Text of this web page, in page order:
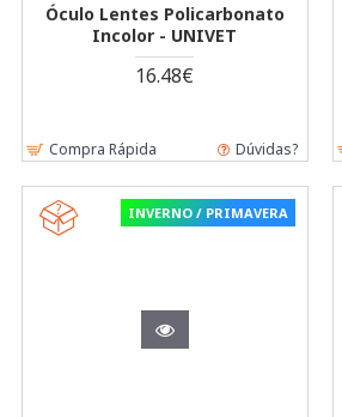
Óculo Lentes Policarbonato
Incolor - UNIVET
16.48€
Compra Rápida Dúvidas?
INVERNO / PRIMAVERA